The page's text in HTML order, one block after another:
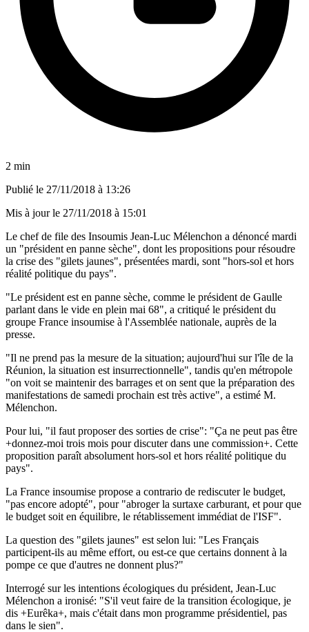
2 min
Publié le 27/11/2018 à 13:26
Mis à jour le 27/11/2018 à 15:01
Le chef de file des Insoumis Jean-Luc Mélenchon a dénoncé mardi
un "président en panne sèche", dont les propositions pour résoudre
la crise des "gilets jaunes", présentées mardi, sont "hors-sol et hors
réalité politique du pays".
"Le président est en panne sèche, comme le président de Gaulle
parlant dans le vide en plein mai 68", a critiqué le président du
groupe France insoumise à l'Assemblée nationale, auprès de la
presse.
"Il ne prend pas la mesure de la situation; aujourd'hui sur l'île de la
Réunion, la situation est insurrectionnelle", tandis qu'en métropole
"on voit se maintenir des barrages et on sent que la préparation des
manifestations de samedi prochain est très active", a estimé M.
Mélenchon.
Pour lui, "il faut proposer des sorties de crise": "Ça ne peut pas être
+donnez-moi trois mois pour discuter dans une commission+. Cette
proposition paraît absolument hors-sol et hors réalité politique du
pays".
La France insoumise propose a contrario de rediscuter le budget,
"pas encore adopté", pour "abroger la surtaxe carburant, et pour que
le budget soit en équilibre, le rétablissement immédiat de l'ISF".
La question des "gilets jaunes" est selon lui: "Les Français
participent-ils au même effort, ou est-ce que certains donnent à la
pompe ce que d'autres ne donnent plus?"
Interrogé sur les intentions écologiques du président, Jean-Luc
Mélenchon a ironisé: "S'il veut faire de la transition écologique, je
dis +Eurêka+, mais c'était dans mon programme présidentiel, pas
dans le sien".